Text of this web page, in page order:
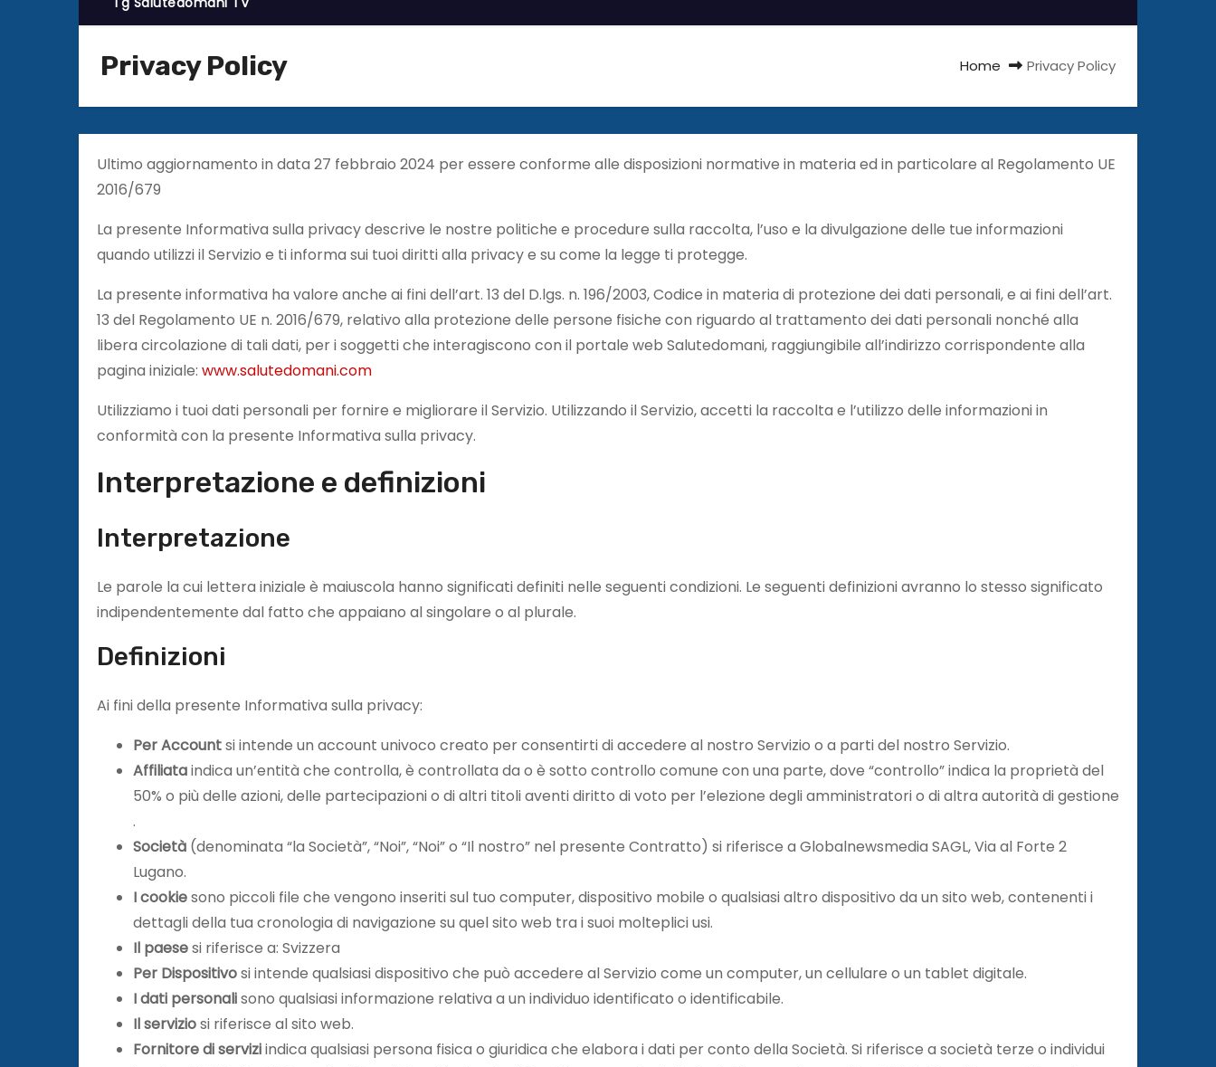
Privacy Policy Home Privacy Policy
Ultimo aggiornamento in data 27 febbraio 2024 per essere conforme alle disposizioni normative in materia ed in particolare al Regolamento UE
2016/679
La presente Informativa sulla privacy descrive le nostre politiche e procedure sulla raccolta, l’uso e la divulgazione delle tue informazioni
quando utilizzi il Servizio e ti informa sui tuoi diritti alla privacy e su come la legge ti protegge.
La presente informativa ha valore anche ai fini dell’art. 13 del D.lgs. n. 196/2003, Codice in materia di protezione dei dati personali, e ai fini dell’art.
13 del Regolamento UE n. 2016/679, relativo alla protezione delle persone fisiche con riguardo al trattamento dei dati personali nonché alla
libera circolazione di tali dati, per i soggetti che interagiscono con il portale web Salutedomani, raggiungibile all’indirizzo corrispondente alla
pagina iniziale: www.salutedomani.com
Utilizziamo i tuoi dati personali per fornire e migliorare il Servizio. Utilizzando il Servizio, accetti la raccolta e l’utilizzo delle informazioni in
conformità con la presente Informativa sulla privacy.
Interpretazione e definizioni
Interpretazione
Le parole la cui lettera iniziale è maiuscola hanno significati definiti nelle seguenti condizioni. Le seguenti definizioni avranno lo stesso significato
indipendentemente dal fatto che appaiano al singolare o al plurale.
Definizioni
Ai fini della presente Informativa sulla privacy:
Per Accountsi intende un account univoco creato per consentirti di accedere al nostro Servizio o a parti del nostro Servizio.
Affiliataindica un’entità che controlla, è controllata da o è sotto controllo comune con una parte, dove “controllo” indica la proprietà del
50% o più delle azioni, delle partecipazioni o di altri titoli aventi diritto di voto per l’elezione degli amministratori o di altra autorità di gestione
.
Società (denominata “la Società”, “Noi”, “Noi” o “Il nostro” nel presente Contratto) si riferisce a Globalnewsmedia SAGL, Via al Forte 2
Lugano.
I cookiesono piccoli file che vengono inseriti sul tuo computer, dispositivo mobile o qualsiasi altro dispositivo da un sito web, contenenti i
dettagli della tua cronologia di navigazione su quel sito web tra i suoi molteplici usi.
Il paesesi riferisce a: Svizzera
Per Dispositivosi intende qualsiasi dispositivo che può accedere al Servizio come un computer, un cellulare o un tablet digitale.
I dati personalisono qualsiasi informazione relativa a un individuo identificato o identificabile.
Il serviziosi riferisce al sito web.
Fornitore di serviziindica qualsiasi persona fisica o giuridica che elabora i dati per conto della Società. Si riferisce a società terze o individui